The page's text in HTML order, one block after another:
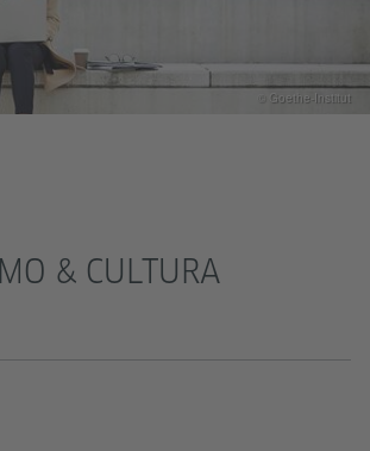
& CULTURA
© Goethe-Institut